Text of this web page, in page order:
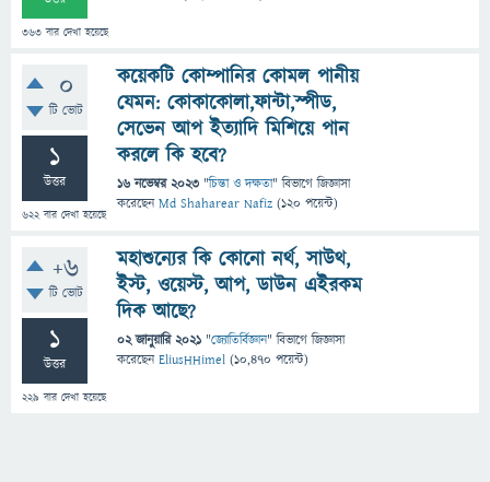
363 বার দেখা হয়েছে
0
টি ভোট
1
উত্তর
622বার দেখা হয়েছে
কয়েকটি কোম্পানির কোমল পানীয়
যেমন: কোকাকোলা,ফান্টা,স্পীড,
সেভেন আপ ইত্যাদি মিশিয়ে পান
করলে কি হবে?
16 নভেম্বর 2023 "চিন্তা ও দক্ষতা" বিভাগে জিজ্ঞাসা
করেছেনMd Shaharear Nafiz (120 পয়েন্ট)
+6
টি ভোট
1
উত্তর
229 বার দেখা হয়েছে
মহাশুন্যের কি কোনো নর্থ, সাউথ,
ইস্ট, ওয়েস্ট, আপ, ডাউন এইরকম
দিক আছে?
02 জানুয়ারি 2021 "জ্যোতির্বিজ্ঞান" বিভাগে জিজ্ঞাসা
করেছেনEliusHHimel (10,470 পয়েন্ট)